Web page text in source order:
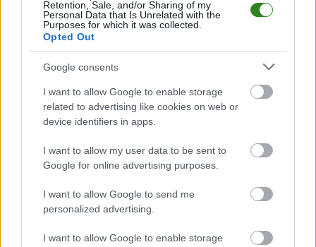
Retention, Sale, and/or Sharing of my
Personal Data that Is Unrelated with the
Purposes for which it was collected.
Opted Out
Google consents
I want to allow Google to enable storage
related to advertising like cookies on web or
device identifiers in apps.
I want to allow my user data to be sent to
Google for online advertising purposes.
I want to allow Google to send me
personalized advertising.
I want to allow Google to enable storage
LKS Odrzechowaprzystępuje do tego spotkania w roli gospodarza. Jak
drużyna radzi sobie w sezonie 2025/2026 rozgrywek Krosno > Klasa B, gr.
II przed własną publicznością? Na tej stronie możecie zobaczyć tabelę
uwzględniającą tylko mecze u siebie. W tabeli biorącej pod uwagę tylko
mecze wyjazdowe możecie natomiast sprawdzić jak spisuje się klub
Krosno > Klasa B, gr. II - sytuacja w tabeli
Przed meczami 1. kolejki - Krosno > Klasa B, gr. II gospodarze (LKS
13. miejscu.
Poniżej znajdziesz także ostatnie mecze obu drużyn oraz statystyki
LKS Odrzechowa vs. Orły Jabłonka - relacja, wynik na żywo,
transmisja
Wynik meczu LKS Odrzechowa - Orły Jabłonka znajdziesz na naszej stronie
zaraz po jego zakończeniu. Jeżeli szukasz informacji meczowych, zajrzyj